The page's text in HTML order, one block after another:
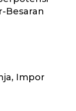
Besaran
Impor